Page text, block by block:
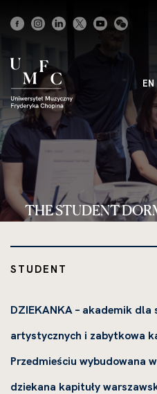
główna
EN
THE STUDENT
STUDENT
DZIEKANKA – akademik dla
artystycznych i zabytkowa
Przedmieściu wybudowana
dziekana kapituły